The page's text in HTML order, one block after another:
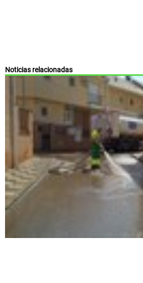
Noticias relacionadas